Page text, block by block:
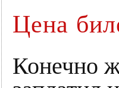
Цена
Конечно